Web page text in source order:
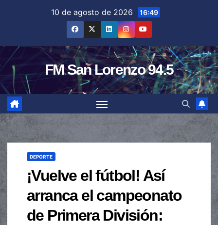
10 de agosto de 2026 16:49
FM San Lorenzo 94.5
DEPORTE
¡Vuelve el fútbol! Así
arranca el campeonato
de Primera División: